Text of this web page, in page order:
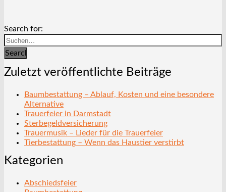
Search for:
Search
Zuletzt veröffentlichte Beiträge
Baumbestattung – Ablauf, Kosten und eine besondere
Alternative
Trauerfeier in Darmstadt
Sterbegeldversicherung
Trauermusik – Lieder für die Trauerfeier
Tierbestattung – Wenn das Haustier verstirbt
Kategorien
Abschiedsfeier